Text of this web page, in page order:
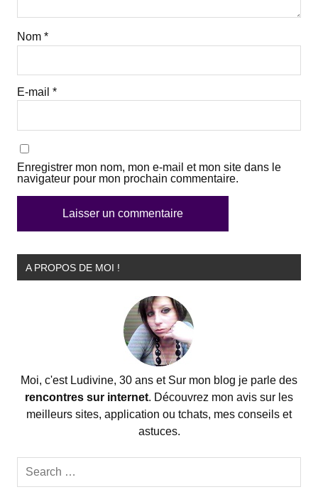
Nom *
E-mail *
Enregistrer mon nom, mon e-mail et mon site dans le
navigateur pour mon prochain commentaire.
A PROPOS DE MOI !
Moi, c'est Ludivine, 30 ans et Sur mon blog je parle des
rencontres sur internet. Découvrez mon avis sur les
meilleurs sites, application ou tchats, mes conseils et
astuces.